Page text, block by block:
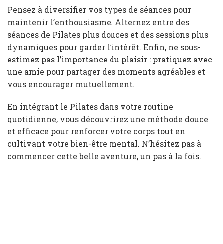
Pensez à diversifier vos types de séances pour
maintenir l’enthousiasme. Alternez entre des
séances de Pilates plus douces et des sessions plus
dynamiques pour garder l’intérêt. Enfin, ne sous-
estimez pas l’importance du plaisir : pratiquez avec
une amie pour partager des moments agréables et
vous encourager mutuellement.
En intégrant le Pilates dans votre routine
quotidienne, vous découvrirez une méthode douce
et efficace pour renforcer votre corps tout en
cultivant votre bien-être mental. N’hésitez pas à
commencer cette belle aventure, un pas à la fois.